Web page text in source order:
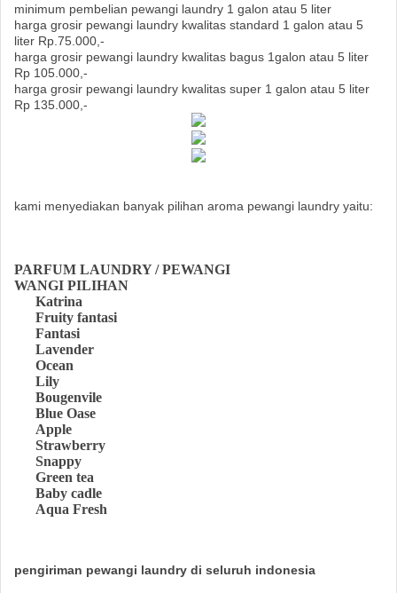
minimum pembelian pewangi laundry 1 galon atau 5 liter
harga grosir pewangi laundry kwalitas standard 1 galon atau 5
liter Rp.75.000,-
harga grosir pewangi laundry kwalitas bagus 1galon atau 5 liter
Rp 105.000,-
harga grosir pewangi laundry kwalitas super 1 galon atau 5 liter
Rp 135.000,-
kami menyediakan banyak pilihan aroma pewangi laundry yaitu:
PARFUM LAUNDRY / PEWANGI
WANGI PILIHAN
Katrina
Fruity fantasi
Fantasi
Lavender
Ocean
Lily
Bougenvile
Blue Oase
Apple
Strawberry
Snappy
Green tea
Baby cadle
Aqua Fresh
pengiriman pewangi laundry di seluruh indonesia